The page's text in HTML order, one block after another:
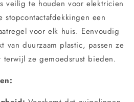
veilig te houden voor elektricien
een
voor elk huis. Eenvoudig
van duurzaam plastic, passen ze
ze gemoedsrust bieden.